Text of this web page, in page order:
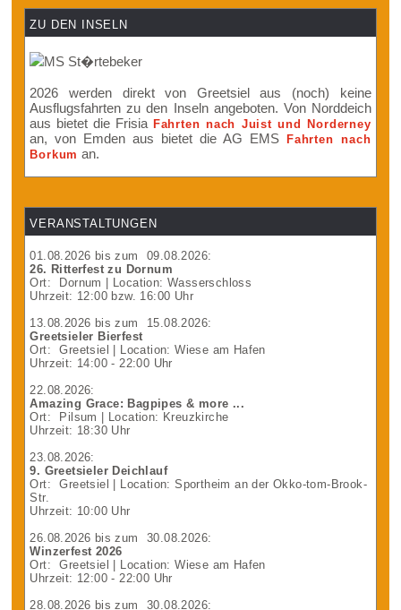
ZU DEN INSELN
2026 werden direkt von Greetsiel aus (noch) keine
Ausflugsfahrten zu den Inseln angeboten. Von Norddeich
aus bietet die Frisia Fahrten nach Juist und Norderney
an, von Emden aus bietet die AG EMSFahrten nach
Borkum an.
VERANSTALTUNGEN
01.08.2026 bis zum 09.08.2026:
26. Ritterfest zu Dornum
Ort:
Dornum
| Location: Wasserschloss
Uhrzeit: 12:00 bzw. 16:00 Uhr
13.08.2026 bis zum 15.08.2026:
Greetsieler Bierfest
Ort:
Greetsiel
| Location: Wiese am Hafen
Uhrzeit: 14:00 - 22:00 Uhr
22.08.2026:
Amazing Grace: Bagpipes & more ...
Ort:
Pilsum
| Location: Kreuzkirche
Uhrzeit: 18:30 Uhr
23.08.2026:
9. Greetsieler Deichlauf
Ort:
Greetsiel
| Location: Sportheim an der Okko-tom-Brook-
Str.
Uhrzeit: 10:00 Uhr
26.08.2026 bis zum 30.08.2026:
Winzerfest 2026
Ort:
Greetsiel
| Location: Wiese am Hafen
Uhrzeit: 12:00 - 22:00 Uhr
28.08.2026 bis zum 30.08.2026: